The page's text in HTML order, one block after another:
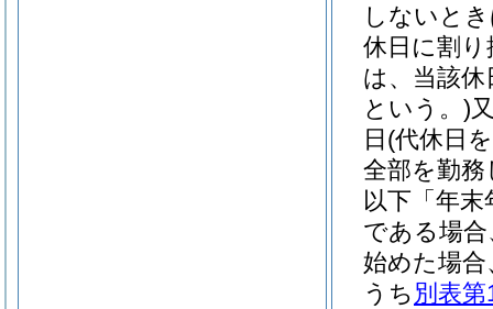
しないと
休日に割
は、当該
という。)
日 (代休日
全部を勤
以下「年
である場合
始めた場合
うち 別表第